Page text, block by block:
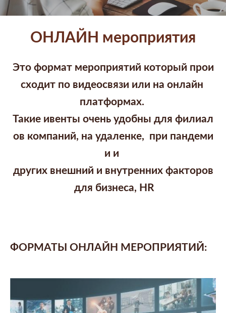
ОНЛАЙН мероприятия
Это формат мероприятий который прои
сходит по видеосвязи или на онлайн
платформах.
Такие ивенты очень удобны для филиал
ов компаний, на удаленке, при пандеми
и и
других внешний и внутренних факторов
для бизнеса, НR
ФОРМАТЫ ОНЛАЙН МЕРОПРИЯТИЙ: